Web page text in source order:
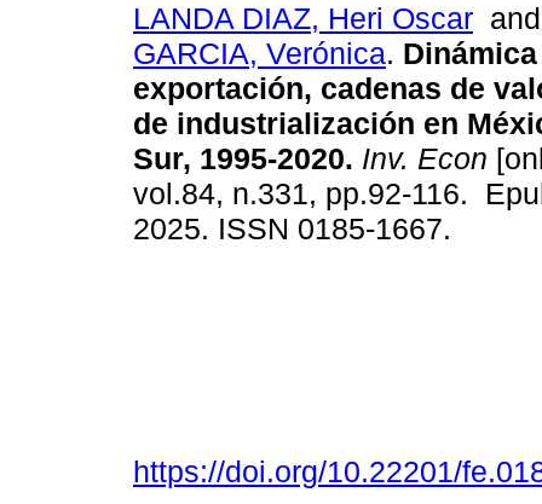
LANDA DIAZ, Heri Oscar
GARCIA, Verónica.
exportación, cadenas de
de industrialización en
Sur, 1995-2020. Inv. Econ
vol.84, n.331, pp.92-116.
2025. ISSN 0185-1667.
https://doi.org/10.22201/